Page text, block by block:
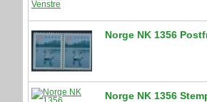
Norge NK 1356
Norge NK 1356